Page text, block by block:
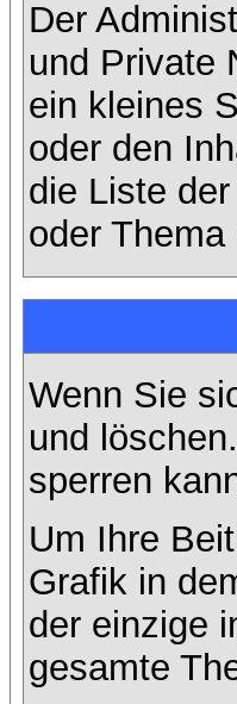
Der
und Private
ein kleines
oder den
die Liste
oder
Wenn Sie
und
sperren
Um Ihre
Grafik in
der einzige
gesamte